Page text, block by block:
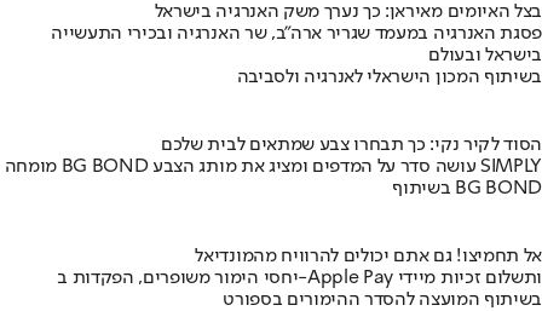
בצל האיומים מאיראן: כך נערך משק האנרגיה בישראל
פסגת האנרגיה במעמד שגריר ארה"ב, שר האנרגיה ובכירי התעשייה
בישראל ובעולם
בשיתוף המכון הישראלי לאנרגיה ולסביבה
הסוד לקיר נקי: כך תבחרו צבע שמתאים לבית שלכם
מומחה BG BOND עושה סדר על המדפים ומציג את מותג הצבע SIMPLY
בשיתוף BG BOND
אל תחמיצו! גם אתם יכולים להרוויח מהמונדיאל
יחסי הימור משופרים, הפקדות ב-Apple Pay ותשלום זכיות מיידי
בשיתוף המועצה להסדר ההימורים בספורט